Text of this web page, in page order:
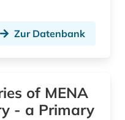
Zur Datenbank
of MENA
- a Primary